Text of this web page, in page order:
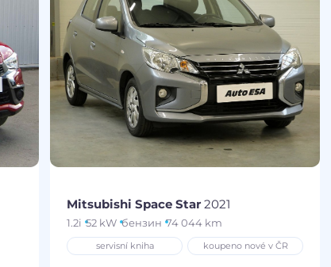
Mitsubishi Space Star 2021
1.2i 52 kW бензин 74 044 km
servisní kniha koupeno nové v ČR